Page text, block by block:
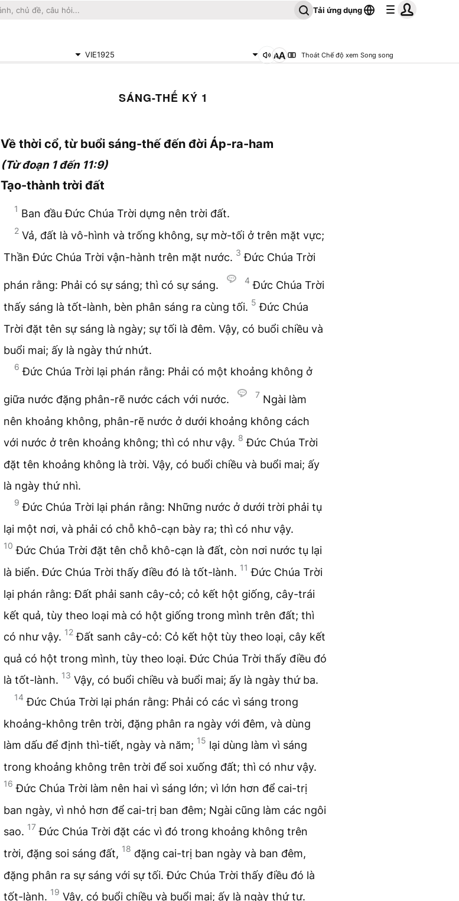
Tải ứng dụng
VIE1925 Thoát Chế độ xem Song song
SÁNG-THẾ KÝ 1
Về thời cổ, từ buổi sáng-thế đến đời Áp-ra-ham
(Từ đoạn 1 đến 11:9)
Tạo-thành trời đất
1 Ban đầu Đức Chúa Trời dựng nên trời đất.
2 Vả, đất là vô-hình và trống không, sự mờ-tối ở trên mặt vực;
Thần Đức Chúa Trời vận-hành trên mặt nước. 3 Đức Chúa Trời
phán rằng: Phải có sự sáng; thì có sự sáng. 4 Đức Chúa Trời
thấy sáng là tốt-lành, bèn phân sáng ra cùng tối. 5 Đức Chúa
Trời đặt tên sự sáng là ngày; sự tối là đêm. Vậy, có buổi chiều và
buổi mai; ấy là ngày thứ nhứt.
6 Đức Chúa Trời lại phán rằng: Phải có một khoảng không ở
giữa nước đặng phân-rẽ nước cách với nước. 7 Ngài làm
nên khoảng không, phân-rẽ nước ở dưới khoảng không cách
với nước ở trên khoảng không; thì có như vậy. 8 Đức Chúa Trời
đặt tên khoảng không là trời. Vậy, có buổi chiều và buổi mai; ấy
là ngày thứ nhì.
9 Đức Chúa Trời lại phán rằng: Những nước ở dưới trời phải tụ
lại một nơi, và phải có chỗ khô-cạn bày ra; thì có như vậy.
10 Đức Chúa Trời đặt tên chỗ khô-cạn là đất, còn nơi nước tụ lại
là biển. Đức Chúa Trời thấy điều đó là tốt-lành. 11 Đức Chúa Trời
lại phán rằng: Đất phải sanh cây-cỏ; cỏ kết hột giống, cây-trái
kết quả, tùy theo loại mà có hột giống trong mình trên đất; thì
có như vậy. 12 Đất sanh cây-cỏ: Cỏ kết hột tùy theo loại, cây kết
quả có hột trong mình, tùy theo loại. Đức Chúa Trời thấy điều đó
là tốt-lành. 13 Vậy, có buổi chiều và buổi mai; ấy là ngày thứ ba.
14 Đức Chúa Trời lại phán rằng: Phải có các vì sáng trong
khoảng-không trên trời, đặng phân ra ngày với đêm, và dùng
làm dấu để định thì-tiết, ngày và năm; 15 lại dùng làm vì sáng
trong khoảng không trên trời để soi xuống đất; thì có như vậy.
16 Đức Chúa Trời làm nên hai vì sáng lớn; vì lớn hơn để cai-trị
ban ngày, vì nhỏ hơn để cai-trị ban đêm; Ngài cũng làm các ngôi
sao. 17 Đức Chúa Trời đặt các vì đó trong khoảng không trên
trời, đặng soi sáng đất, 18 đặng cai-trị ban ngày và ban đêm,
đặng phân ra sự sáng với sự tối. Đức Chúa Trời thấy điều đó là
tốt-lành. 19 Vậy, có buổi chiều và buổi mai; ấy là ngày thứ tư.